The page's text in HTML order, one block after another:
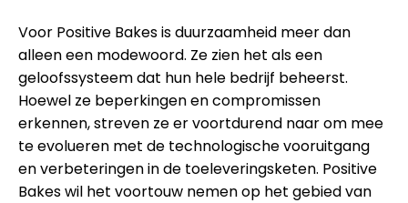
Voor Positive Bakes is duurzaamheid meer dan
alleen een modewoord. Ze zien het als een
geloofssysteem dat hun hele bedrijf beheerst.
Hoewel ze beperkingen en compromissen
erkennen, streven ze er voortdurend naar om mee
te evolueren met de technologische vooruitgang
en verbeteringen in de toeleveringsketen. Positive
Bakes wil het voortouw nemen op het gebied van